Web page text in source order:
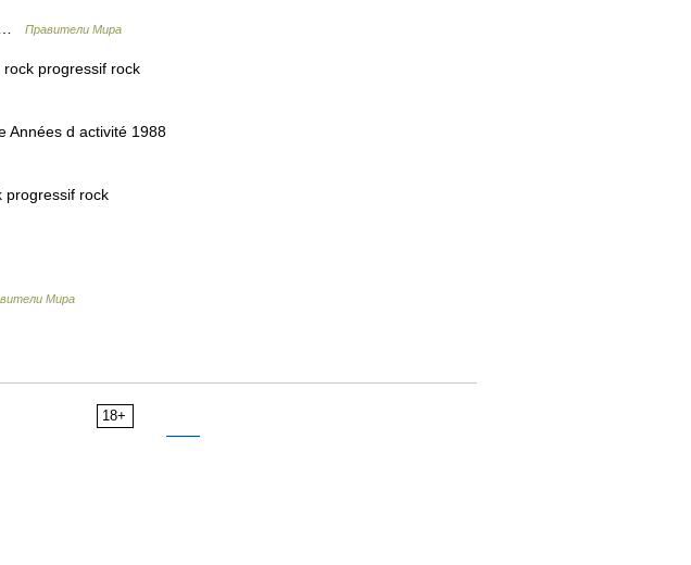
… Правители Мира
progressif rock
Années d activité 1988
progressif rock
Мира
18+